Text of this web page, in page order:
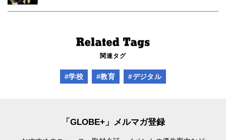
関連タグ
#学校 #教育 #デジタル
「GLOBE+」メルマガ登録